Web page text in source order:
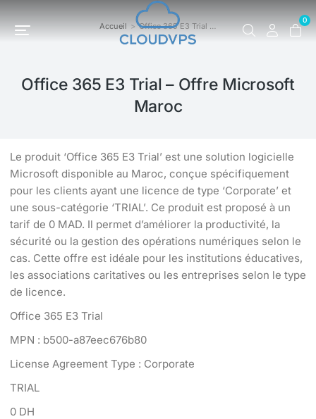
0
Vous êtes ici : Accueil Office 365 E3 Trial …
Office 365 E3 Trial – Offre Microsoft
Maroc
Le produit ‘Office 365 E3 Trial’ est une solution logicielle
Microsoft disponible au Maroc, conçue spécifiquement
pour les clients ayant une licence de type ‘Corporate’ et
une sous-catégorie ‘TRIAL’. Ce produit est proposé à un
tarif de 0 MAD. Il permet d’améliorer la productivité, la
sécurité ou la gestion des opérations numériques selon le
cas. Cette offre est idéale pour les institutions éducatives,
les associations caritatives ou les entreprises selon le type
de licence.
Office 365 E3 Trial
MPN : b500-a87eec676b80
License Agreement Type : Corporate
TRIAL
0 DH